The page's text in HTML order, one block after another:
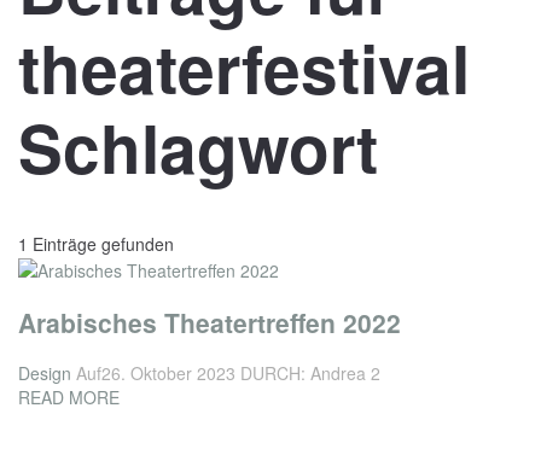
theaterfestival
Schlagwort
1 Einträge gefunden
Arabisches Theatertreffen 2022
Design Auf26. Oktober 2023 DURCH: Andrea 2
READ MORE